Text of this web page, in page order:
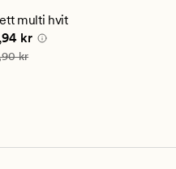
multi hvit
pris
kr
349,90 kr
kr